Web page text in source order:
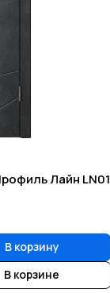
Лайн LN01
В корзину
В корзине